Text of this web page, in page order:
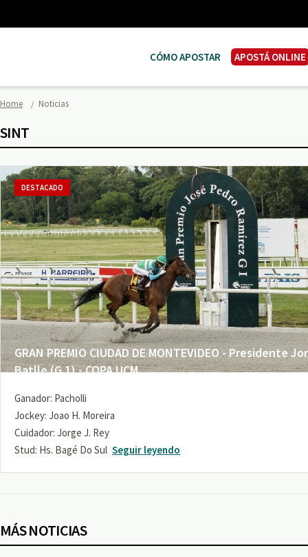
CÓMO APOSTAR APOSTÁ ONLINE
Home Noticias
SINT
GRAN PREMIO CIUDAD DE MONTEVIDEO - Presidente
Batlle (G 1) - COPA UCM
DESTACADO
Ganador: Pacholli
Jockey: Joao H. Moreira
Cuidador: Jorge J. Rey
Stud: Hs. Bagé Do Sul Seguir leyendo
MÁS NOTICIAS